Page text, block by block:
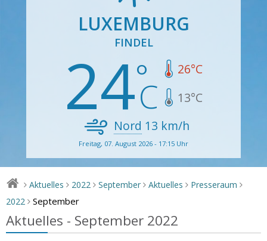
LUXEMBURG
FINDEL
24 26°C
13°C
Nord 13 km/h
Freitag, 07. August 2026 - 17:15 Uhr
> Aktuelles > 2022 > September > Aktuelles > Presseraum >
2022 > September
Aktuelles - September 2022